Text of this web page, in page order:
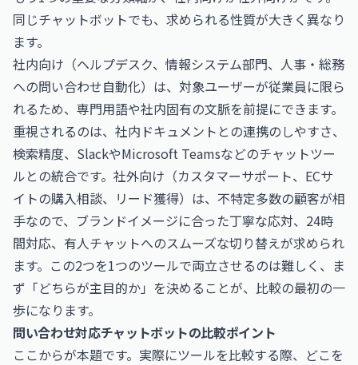
同じチャットボットでも、求められる性質が大きく異なり
ます。
社内向け（ヘルプデスク、情報システム部門、人事・総務
への問い合わせ自動化）は、対象ユーザーが従業員に限ら
れるため、専門用語や社内固有の文脈を前提にできます。
重視されるのは、社内ドキュメントとの連携のしやすさ、
検索精度、SlackやMicrosoft Teamsなどのチャットツー
ルとの統合です。社外向け（カスタマーサポート、ECサ
イトの購入相談、リード獲得）は、不特定多数の顧客が相
手なので、ブランドイメージに合った丁寧な応対、24時
間対応、有人チャットへのスムーズな切り替えが求められ
ます。この2つを1つのツールで両立させるのは難しく、ま
ず「どちらが主目的か」を決めることが、比較の最初の一
歩になります。
問い合わせ対応チャットボットの比較ポイント
ここからが本題です。実際にツールを比較する際、どこを